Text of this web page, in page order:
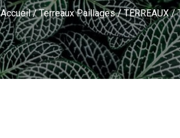
Accueil/Terreaux Paillages/TERREAUX/